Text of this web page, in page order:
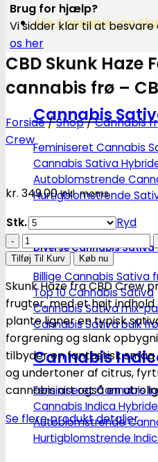
Alle Cannabis -og
Cannabis
Feminiseret Cannabis
Cannabis Sativa
Autoblomstrende
Hurtigblomstrende
Diverse Cannabis Sativa
Billige Cannabis Sativa
Top 10 Cannabis Sativa
Cannabis Sativa mix-
Cannabis Sativa bulk frø
Cannabis
Feminiseret Cannabis
Cannabis Indica
Autoblomstrende
Hurtigblomstrende
Brug for hjælp?
Vi sidder klar til at besvare
os her
CBD Skunk Haze
cannabis frø –
Forside/Shop/Cannabis
Crew
kr. 349.00 Inkl. moms
Stk.
Ryd
CBD
Skunk
Haze
Fem.
medicinske
cannabis
frø
-
CBD
Crew
antal
Tilføj Til Kurv Køb nu
Skunk Haze fra CBD Crew
frugter, med et højt indhold
plante ligner en typisk
forgrening og slank
tilbyder en fantastisk
og undertoner af citrus,
cannabis art også en
Se flere produkt detaljer